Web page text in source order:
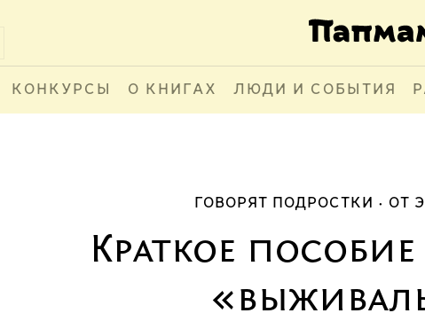
КОНКУРСЫ О КНИГАХ ЛЮДИ И СОБЫТИЯ
ГОВОРЯТ ПОДРОСТКИ ОТ
Краткое